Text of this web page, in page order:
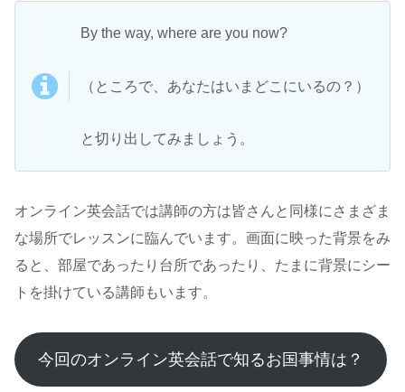
By the way, where are you now?
（ところで、あなたはいまどこにいるの？）
と切り出してみましょう。
オンライン英会話では講師の方は皆さんと同様にさまざま
な場所でレッスンに臨んでいます。画面に映った背景をみ
ると、部屋であったり台所であったり、たまに背景にシー
トを掛けている講師もいます。
今回のオンライン英会話で知るお国事情は？